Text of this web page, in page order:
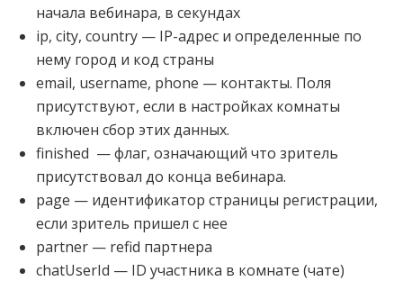
начала вебинара, в секундах
ip, city, country — IP-адрес и определенные по
нему город и код страны
email, username, phone — контакты. Поля
присутствуют, если в настройках комнаты
включен сбор этих данных.
finished — флаг, означающий что зритель
присутствовал до конца вебинара.
page — идентификатор страницы регистрации,
если зритель пришел с нее
partner — refid партнера
chatUserId — ID участника в комнате (чате)